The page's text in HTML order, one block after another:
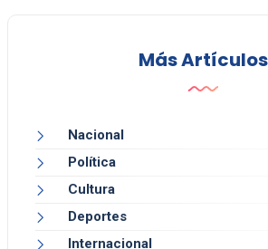
Más Artículos
Nacional
Política
Cultura
Deportes
Internacional